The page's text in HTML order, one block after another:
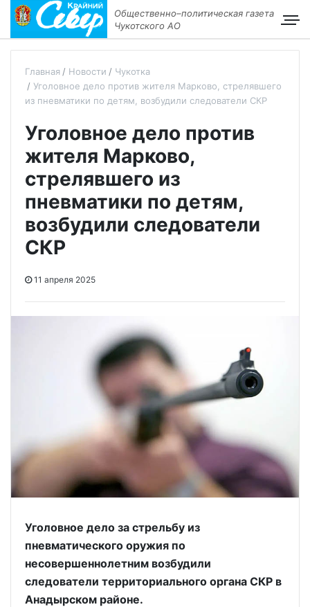
Общественно–политическая газета
Чукотского АО
Главная Новости
Чукотка
Уголовное дело против жителя Марково, стрелявшего
из пневматики по детям, возбудили следователи СКР
Уголовное дело против
жителя Марково,
стрелявшего из
пневматики по детям,
возбудили следователи
СКР
11 апреля 2025
Уголовное дело за стрельбу из
пневматического оружия по
несовершеннолетним возбудили
следователи территориального органа СКР в
Анадырском районе.